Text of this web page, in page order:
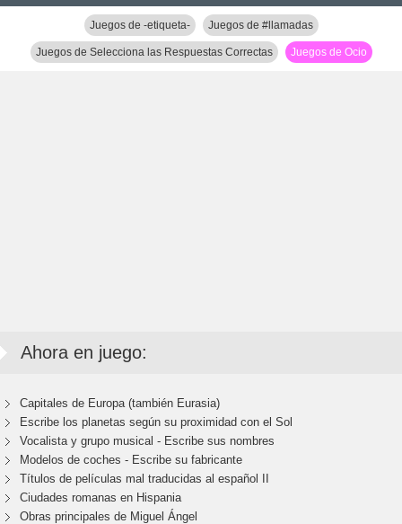
Juegos de -etiqueta- Juegos de #llamadas
Juegos de Selecciona las Respuestas Correctas Juegos de Ocio
Ahora en juego:
Capitales de Europa (también Eurasia)
Escribe los planetas según su proximidad con el Sol
Vocalista y grupo musical - Escribe sus nombres
Modelos de coches - Escribe su fabricante
Títulos de películas mal traducidas al español II
Ciudades romanas en Hispania
Obras principales de Miguel Ángel